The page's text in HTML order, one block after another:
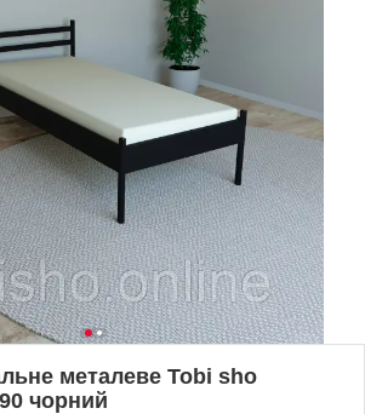
металеве Tobi sho
чорний